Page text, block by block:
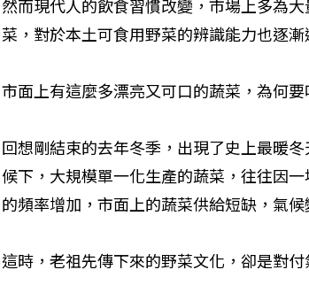
然而現代人的飲食習慣改變，市場上多為
菜，對於本土可食用野菜的辨識能力也逐漸
市面上有這麼多漂亮又可口的蔬菜，為何
回想剛結束的去年冬季，出現了史上最暖
候下，大規模單一化生產的蔬菜，往往因
的頻率增加，市面上的蔬菜供給短缺，氣
這時，老祖先傳下來的野菜文化，卻是對